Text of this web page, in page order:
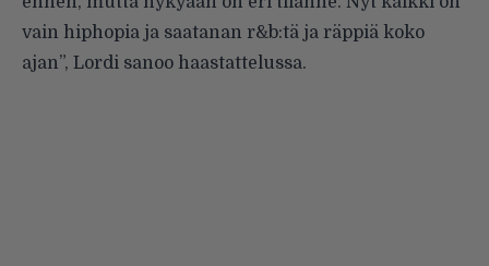
vain hiphopia ja saatanan r&b:tä ja räppiä koko
ajan”, Lordi sanoo haastattelussa.